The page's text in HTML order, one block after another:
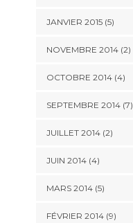
JANVIER 2015 (5)
NOVEMBRE 2014 (2)
OCTOBRE 2014 (4)
SEPTEMBRE 2014 (7)
JUILLET 2014 (2)
JUIN 2014 (4)
MARS 2014 (5)
FÉVRIER 2014 (9)